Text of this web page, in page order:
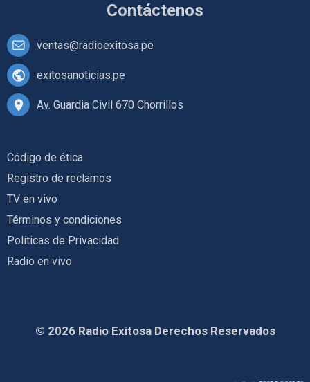
Contáctenos
ventas@radioexitosa.pe
exitosanoticias.pe
Av. Guardia Civil 670 Chorrillos
Código de ética
Registro de reclamos
TV en vivo
Términos y condiciones
Políticas de Privacidad
Radio en vivo
© 2026 Radio Exitosa Derechos Reservados